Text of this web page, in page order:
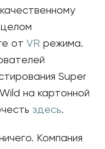
от VR режима.
Super
на картонной
здесь.
Компания